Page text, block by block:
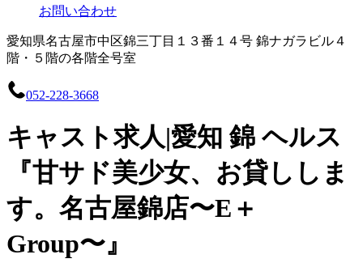
お問い合わせ
愛知県名古屋市中区錦三丁目１３番１４号 錦ナガラビル４
階・５階の各階全号室
052-228-3668
キャスト求人|愛知 錦 ヘルス
『甘サド美少女、お貸ししま
す。名古屋錦店〜E＋
Group〜』